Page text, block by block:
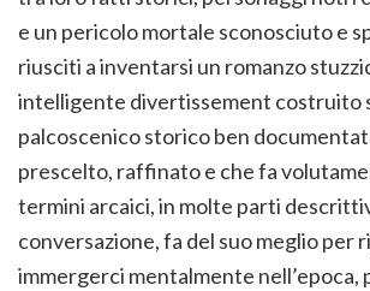
e un pericolo mortale sconosciuto e
riusciti a inventarsi un romanzo
intelligente divertissement costruito
palcoscenico storico ben
prescelto, raffinato e che fa
termini arcaici, in molte parti
conversazione, fa del suo meglio per
immergerci mentalmente nell’epoca,